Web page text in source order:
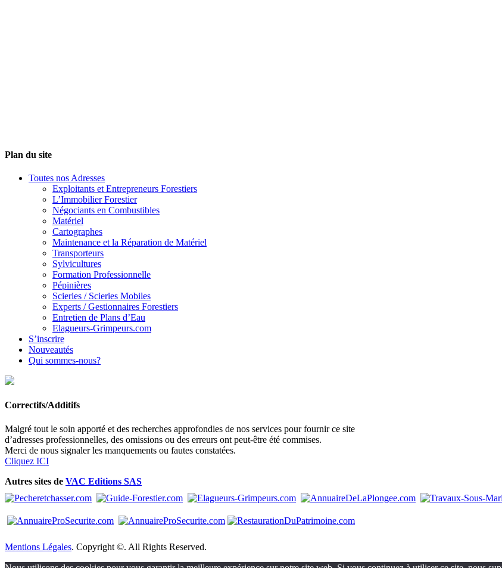
Plan du site
Toutes nos Adresses
Exploitants et Entrepreneurs Forestiers
L’Immobilier Forestier
Négociants en Combustibles
Matériel
Cartographes
Maintenance et la Réparation de Matériel
Transporteurs
Sylvicultures
Formation Professionnelle
Pépinières
Scieries / Scieries Mobiles
Experts / Gestionnaires Forestiers
Entretien de Plans d’Eau
Elagueurs-Grimpeurs.com
S’inscrire
Nouveautés
Qui sommes-nous?
Correctifs/Additifs
Malgré tout le soin apporté et des recherches approfondies de nos services pour fournir ce site
d’adresses professionnelles, des omissions ou des erreurs ont peut-être été commises.
Merci de nous signaler les manquements ou fautes constatées.
Cliquez ICI
Autres sites de VAC Editions SAS
Mentions Légales. Copyright ©. All Rights Reserved.